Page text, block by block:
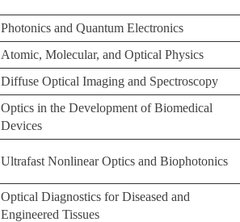
Photonics and Quantum Electronics
Atomic, Molecular, and Optical Physics
Diffuse Optical Imaging and Spectroscopy
Optics in the Development of Biomedical
Devices
Ultrafast Nonlinear Optics and Biophotonics
Optical Diagnostics for Diseased and
Engineered Tissues